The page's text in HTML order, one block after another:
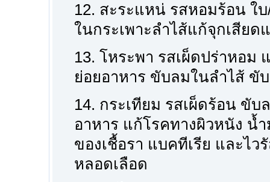
12. สะระแหน่ รสหอมร้อน ใ
ในกระเพาะลำไส้แก้จุกเสียด
13. โหระพา รสเผ็ดปร่าหอม
ย่อยอาหาร ขับลมในลำไส้ ขั
14. กระเทียม รสเผ็ดร้อน ขั
อาหาร แก้โรคทางผิวหนัง น้
ของเชื้อรา แบคทีเรีย และไ
หลอดเลือด